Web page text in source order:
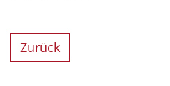
Zurück